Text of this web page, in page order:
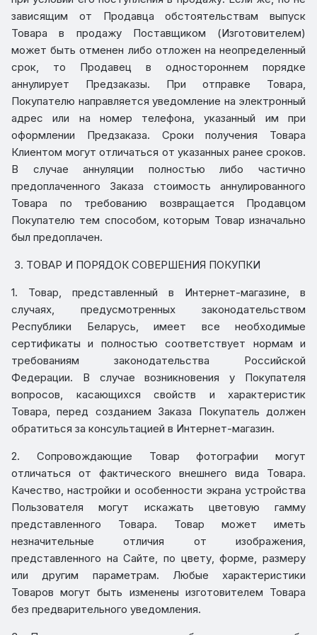
зависящим от Продавца обстоятельствам выпуск
Товара в продажу Поставщиком (Изготовителем)
может быть отменен либо отложен на неопределенный
срок, то Продавец в одностороннем порядке
аннулирует Предзаказы. При отправке Товара,
Покупателю направляется уведомление на электронный
адрес или на номер телефона, указанный им при
оформлении Предзаказа. Сроки получения Товара
Клиентом могут отличаться от указанных ранее сроков.
В случае аннуляции полностью либо частично
предоплаченного Заказа стоимость аннулированного
Товара по требованию возвращается Продавцом
Покупателю тем способом, которым Товар изначально
был предоплачен.
3. ТОВАР И ПОРЯДОК СОВЕРШЕНИЯ ПОКУПКИ
1. Товар, представленный в Интернет-магазине, в
случаях, предусмотренных законодательством
Республики Беларусь, имеет все необходимые
сертификаты и полностью соответствует нормам и
требованиям законодательства Российской
Федерации. В случае возникновения у Покупателя
вопросов, касающихся свойств и характеристик
Товара, перед созданием Заказа Покупатель должен
обратиться за консультацией в Интернет-магазин.
2. Сопровождающие Товар фотографии могут
отличаться от фактического внешнего вида Товара.
Качество, настройки и особенности экрана устройства
Пользователя могут искажать цветовую гамму
представленного Товара. Товар может иметь
незначительные отличия от изображения,
представленного на Сайте, по цвету, форме, размеру
или другим параметрам. Любые характеристики
Товаров могут быть изменены изготовителем Товара
без предварительного уведомления.